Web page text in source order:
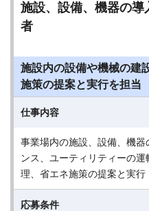
施設、設備、機器の導
者
施設内の設備や機械の建
施策の提案と実行を担当
仕事内容
事業場内の施設、設備、機
ンス、ユーティリティーの
理、省エネ施策の提案と実行
応募条件